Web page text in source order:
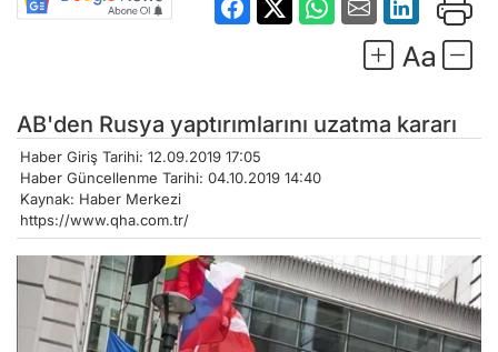
AB'den Rusya yaptırımlarını uzatma kararı
Haber Giriş Tarihi: 12.09.2019 17:05
Haber Güncellenme Tarihi: 04.10.2019 14:40
Kaynak: Haber Merkezi
https://www.qha.com.tr/